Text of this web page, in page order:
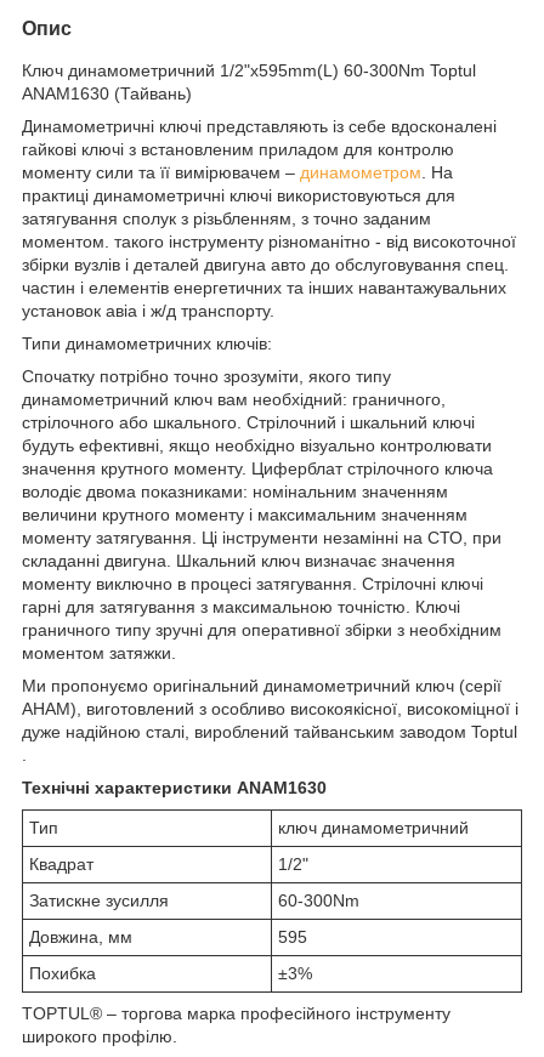
Опис
Ключ динамометричний 1/2"x595mm(L) 60-300Nm Toptul
ANAM1630 (Тайвань)
Динамометричні ключі представляють із себе вдосконалені
гайкові ключі з встановленим приладом для контролю
моменту сили та її вимірювачем – динамометром . На
практиці динамометричні ключі використовуються для
затягування сполук з різьбленням, з точно заданим
моментом. такого інструменту різноманітно - від високоточної
збірки вузлів і деталей двигуна авто до обслуговування спец.
частин і елементів енергетичних та інших навантажувальних
установок авіа і ж/д транспорту.
Типи динамометричних ключів:
Спочатку потрібно точно зрозуміти, якого типу
динамометричний ключ вам необхідний: граничного,
стрілочного або шкального. Стрілочний і шкальний ключі
будуть ефективні, якщо необхідно візуально контролювати
значення крутного моменту. Циферблат стрілочного ключа
володіє двома показниками: номінальним значенням
величини крутного моменту і максимальним значенням
моменту затягування. Ці інструменти незамінні на СТО, при
складанні двигуна. Шкальний ключ визначає значення
моменту виключно в процесі затягування. Стрілочні ключі
гарні для затягування з максимальною точністю. Ключі
граничного типу зручні для оперативної збірки з необхідним
моментом затяжки.
Ми пропонуємо оригінальний динамометричний ключ (серії
АНАМ), виготовлений з особливо високоякісної, високоміцної і
дуже надійною сталі, вироблений тайванським заводом Toptul
Технічні характеристики ANAM1630
Тип
ключ динамометричний
Квадрат
1/2"
Затискне зусилля
60-300Nm
Довжина, мм
595
Похибка
±3%
TOPTUL® – торгова марка професійного інструменту
широкого профілю.